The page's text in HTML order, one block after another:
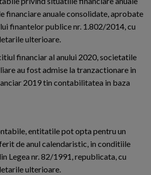
financiare anuale consolidate, aprobate
finantelor publice nr. 1.802/2014, cu
ulterioare.
financiar al anului 2020, societatile
au fost admise la tranzactionare in
2019 tin contabilitatea in baza
entitatile pot opta pentru un
de anul calendaristic, in conditiile
Legea nr. 82/1991, republicata, cu
ulterioare.